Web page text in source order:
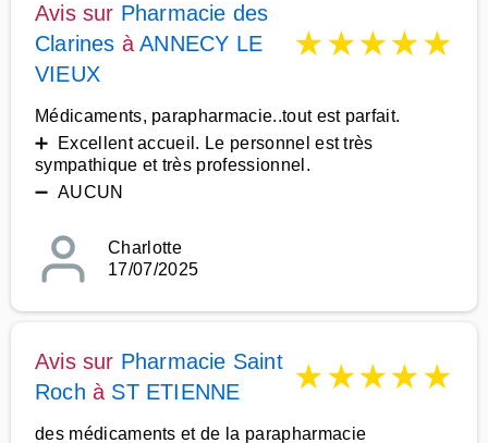
Avis sur Pharmacie des
Clarines àANNECY LE
VIEUX
★★★★★
Médicaments, parapharmacie..tout est parfait.
➕ Excellent accueil. Le personnel est très
sympathique et très professionnel.
➖ AUCUN
Charlotte
17/07/2025
Avis sur Pharmacie Saint
Roch à ST ETIENNE ★★★★★
des médicaments et de la parapharmacie